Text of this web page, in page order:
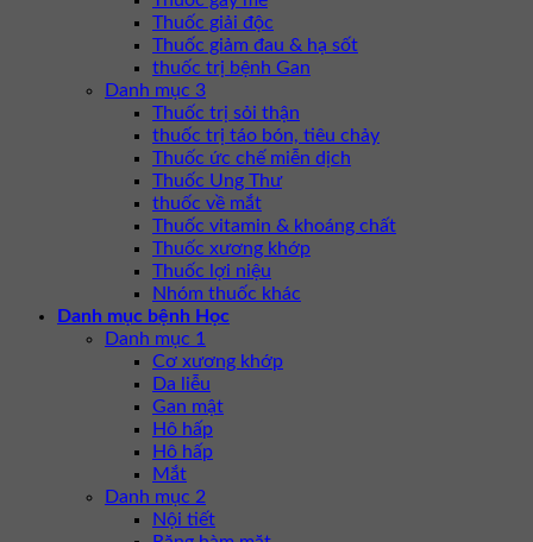
Thuốc giải độc
Thuốc giảm đau & hạ sốt
thuốc trị bệnh Gan
Danh mục 3
Thuốc trị sỏi thận
thuốc trị táo bón, tiêu chảy
Thuốc ức chế miễn dịch
Thuốc Ung Thư
thuốc về mắt
Thuốc vitamin & khoáng chất
Thuốc xương khớp
Thuốc lợi niệu
Nhóm thuốc khác
Danh mục bệnh Học
Danh mục 1
Cơ xương khớp
Da liễu
Gan mật
Hô hấp
Hô hấp
Mắt
Danh mục 2
Nội tiết